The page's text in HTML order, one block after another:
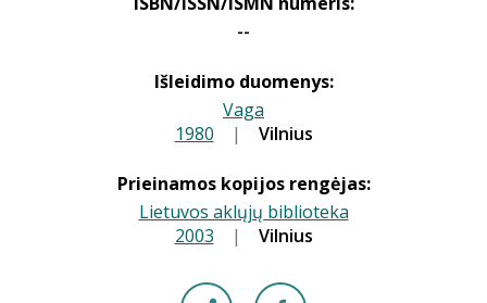
--
Išleidimo duomenys:
Vaga
1980 | Vilnius
Prieinamos kopijos rengėjas:
Lietuvos aklųjų biblioteka
2003 | Vilnius